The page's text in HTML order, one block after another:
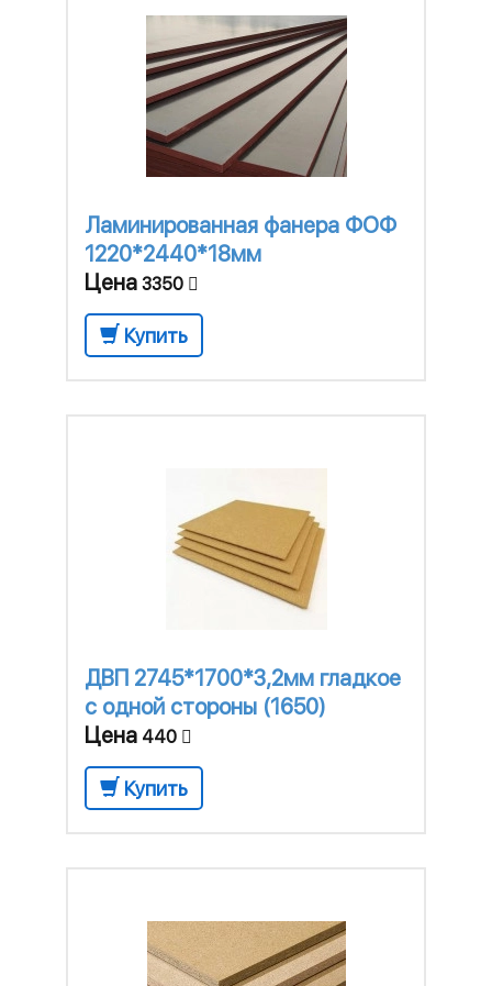
Ламинированная фанера ФОФ
1220*2440*18мм
Цена 3350
Купить
ДВП 2745*1700*3,2мм гладкое
с одной стороны (1650)
Цена 440
Купить